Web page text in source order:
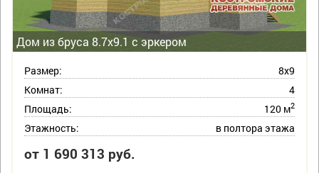
Дом из бруса 8.7х9.1 с эркером
Размер:
8х9
Комнат:
4
Площадь:
120 м2
Этажность: в полтора этажа
от 1 690 313 руб.